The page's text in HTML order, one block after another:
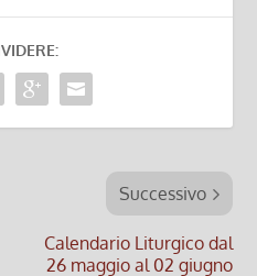
Successivo
Calendario Liturgico dal
26 maggio al 02 giugno